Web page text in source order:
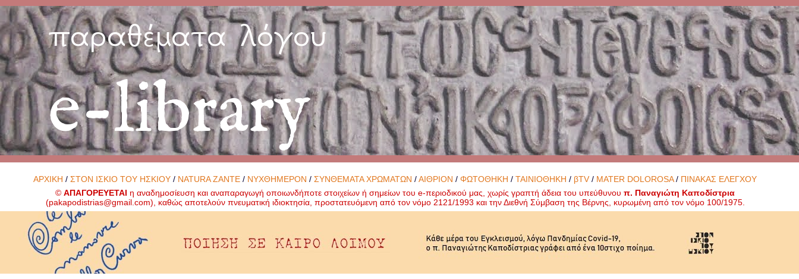
παραθέματα λόγου
e-library
ΑΡΧΙΚΗ /ΣΤΟΝ ΙΣΚΙΟ ΤΟΥ ΗΣΚΙΟΥ / NATURA ZANTE / ΝΥΧΘΗΜΕΡΟΝ /ΣΥΝΘΕΜΑΤΑ ΧΡΩΜΑΤΩΝ /ΑΙΘΡΙΟΝ /ΦΩΤΟΘΗΚΗ /ΤΑΙΝΙΟΘΗΚΗ / βTV / MATER DOLOROSA/ ΠΙΝΑΚΑΣ ΕΛΕΓΧΟΥ
©ΑΠΑΓΟΡΕΥΕΤΑΙ η αναδημοσίευση και αναπαραγωγή οποιωνδήποτε στοιχείων ή σημείων του e-περιοδικού μας, χωρίς γραπτή άδεια του υπεύθυνουπ. Παναγιώτη Καποδίστρια
(pakapodistrias@gmail.com), καθώς αποτελούν πνευματική ιδιοκτησία, προστατευόμενη από τον νόμο 2121/1993 και την Διεθνή Σύμβαση της Βέρνης, κυρωμένη από τον νόμο 100/1975.